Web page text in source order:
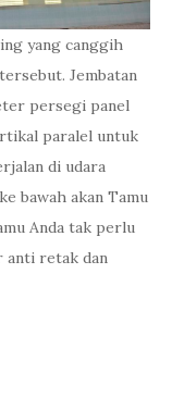
yang canggih
Jembatan
persegi panel
paralel untuk
di udara
bawah akan Tamu
Anda tak perlu
anti retak dan